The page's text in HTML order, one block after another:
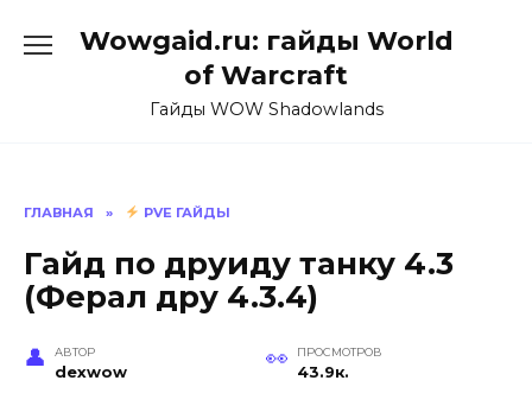
Wowgaid.ru: гайды World
of Warcraft
Гайды WOW Shadowlands
ГЛАВНАЯ » PVE ГАЙДЫ
Гайд по друиду танку 4.3
(Ферал дру 4.3.4)
АВТОР
dexwow
ПРОСМОТРОВ
43.9к.